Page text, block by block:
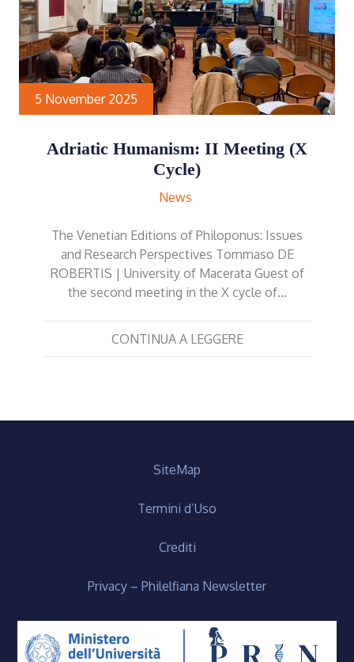
5 November 2025
Adriatic Humanism: II Meeting (X
Cycle)
News
The Venetian Editions of Philoponus: Issues
and Research Perspectives Tommaso DE
ROBERTIS | University of Macerata Guest of
the second meeting in the X cycle of…
CONTINUA A LEGGERE
SiteMap
Termini d’Uso
Crediti
Privacy – Philelfiana Newsletter